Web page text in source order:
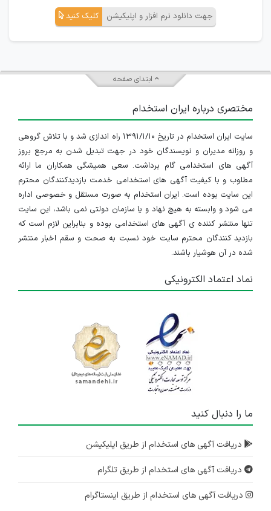
جهت دانلود نرم افزار و اپلیکیشن کلیک کنید
ابتدای صفحه
مختصری درباره ایران استخدام
سایت ایران استخدام در تاریخ ۱۳۹۱/۱/۱۰ راه اندازی شد و با تلاش گروهی
و روزانه مدیران و نویسندگان خود در جهت تبدیل شدن به مرجع بروز
آگهی های استخدامی گام برداشت. سعی همیشگی همکاران ما ارائه
مطلوب و با کیفیت آگهی های استخدامی خدمت بازدیدکنندگان محترم
این سایت بوده است. ایران استخدام به صورت مستقل و خصوصی اداره
می شود و وابسته به هیچ نهاد و یا سازمان دولتی نمی باشد، این سایت
تنها منتشر کننده ی آگهی های استخدامی بوده و بنابراین لازم است که
بازدید کنندگان محترم سایت خود نسبت به صحت و سقم اخبار منتشر
شده در آن هوشیار باشند.
نماد اعتماد الکترونیکی
ما را دنبال کنید
دریافت آگهی های استخدام از طریق اپلیکیشن
دریافت آگهی های استخدام از طریق تلگرام
دریافت آگهی های استخدام از طریق اینستاگرام